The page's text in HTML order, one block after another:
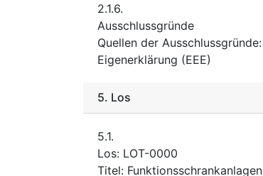
2.1.6.
Ausschlussgründe
Quellen der Ausschlussgründe:
Eigenerklärung (EEE)
5. Los
5.1.
Los: LOT-0000
Titel: Funktionsschrankanlagen